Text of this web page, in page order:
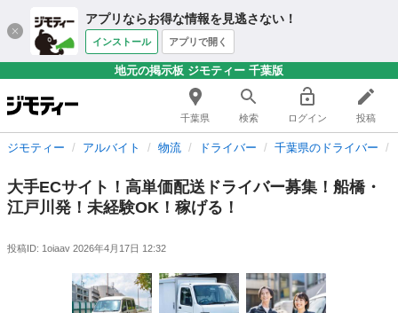
アプリならお得な情報を見逃さない！
インストール アプリで開く
地元の掲示板 ジモティー 千葉版
千葉県 検索 ログイン 投稿
ジモティー アルバイト 物流 ドライバー 千葉県のドライバー
大手ECサイト！高単価配送ドライバー募集！船橋・
江戸川発！未経験OK！稼げる！
投稿ID: 1oiaav 2026年4月17日 12:32